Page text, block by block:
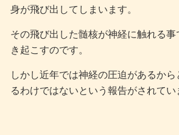
身が飛び出してしまいます。
その飛び出した髄核が神経に触れる事
き起こすのです。
しかし近年では神経の圧迫があるか
るわけではないという報告がされてい